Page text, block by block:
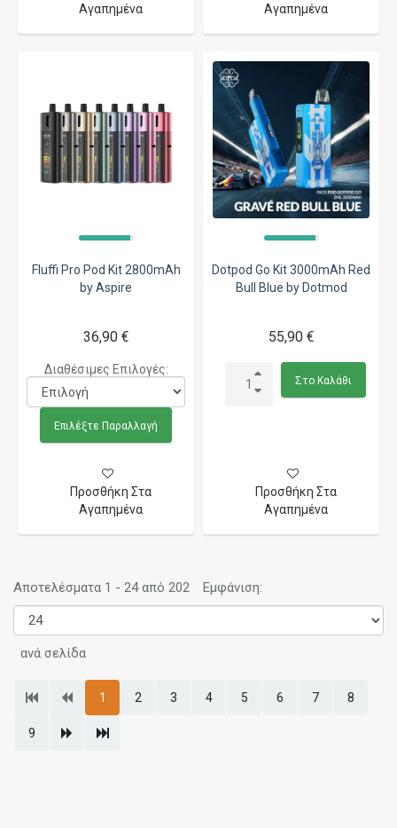
Αγαπημένα
Αγαπημένα
Fluffi Pro Pod Kit 2800mAh
by Aspire
36,90 €
Διαθέσιμες Επιλογές:
Επιλέξτε Παραλλαγή
Προσθήκη Στα
Αγαπημένα
Dotpod Go Kit 3000mAh Red
Bull Blue by Dotmod
55,90 €
Στο Καλάθι
Προσθήκη Στα
Αγαπημένα
Αποτελέσματα 1 - 24 από 202 Εμφάνιση:
ανά σελίδα
1 2 3 4 5 6 7 8
9